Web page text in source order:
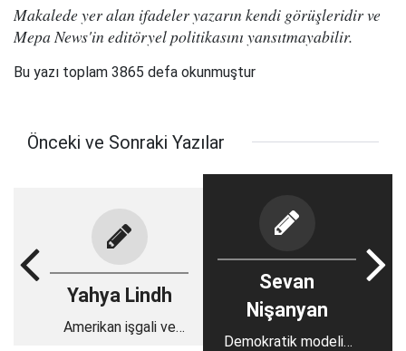
Makalede yer alan ifadeler yazarın kendi görüşleridir ve
Mepa News'in editöryel politikasını yansıtmayabilir.
Bu yazı toplam 3865 defa okunmuştur
Önceki ve Sonraki Yazılar
Yahya Lindh
Amerikan işgali ve
Sevan
Nişanyan
Demokratik modelin